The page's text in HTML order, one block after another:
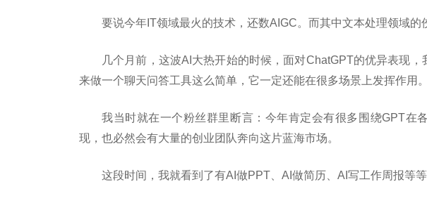
要说今年IT领域最火的技术，还数AIGC。而其中文本处理领域的
几个月前，这波AI大热开始的时候，面对ChatGPT的优异表现
来做一个聊天问答工具这么简单，它一定还能在很多场景上发挥作用。
我当时就在一个粉丝群里断言：今年肯定会有很多围绕GPT在
现，也必然会有大量的创业团队奔向这片蓝海市场。
这段时间，我就看到了有AI做PPT、AI做简历、AI写工作周报等等